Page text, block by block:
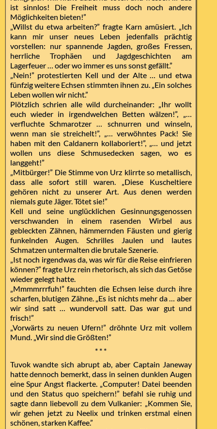
ist sinnlos! Die Freiheit muss doch noch andere
Möglichkeiten bieten!”
„Willst du etwa arbeiten?” fragte Karn amüsiert. „Ich
kann mir unser neues Leben jedenfalls prächtig
vorstellen: nur spannende Jagden, großes Fressen,
herrliche Trophäen und Jagdgeschichten am
Lagerfeuer … oder wo immer es uns sonst gefällt.”
„Nein!” protestierten Kell und der Alte … und etwa
fünfzig weitere Echsen stimmten ihnen zu. „Ein solches
Leben wollen wir nicht.”
Plötzlich schrien alle wild durcheinander: „Ihr wollt
euch wieder in irgendwelchen Betten wälzen!”, „…
verfluchte Schmarotzer … schnurren und winseln,
wenn man sie streichelt!”, „… verwöhntes Pack! Sie
haben mit den Caldanern kollaboriert!”, „… und jetzt
wollen uns diese Schmusedecken sagen, wo es
langgeht!”
„Mitbürger!” Die Stimme von Urz klirrte so metallisch,
dass alle sofort still waren. „Diese Kuscheltiere
gehören nicht zu unserer Art. Aus denen werden
niemals gute Jäger. Tötet sie!”
Kell und seine unglücklichen Gesinnungsgenossen
verschwanden in einem rasenden Wirbel aus
gebleckten Zähnen, hämmernden Fäusten und gierig
funkelnden Augen. Schrilles Jaulen und lautes
Schmatzen untermalten die brutale Szenerie.
„Ist noch irgendwas da, was wir für die Reise einfrieren
können?” fragte Urz rein rhetorisch, als sich das Getöse
wieder gelegt hatte.
„Mmmmrrrfuh!” fauchten die Echsen leise durch ihre
scharfen, blutigen Zähne. „Es ist nichts mehr da … aber
wir sind satt … wundervoll satt. Das war gut und
frisch!”
„Vorwärts zu neuen Ufern!” dröhnte Urz mit vollem
Mund. „Wir sind die Größten!”
* * *
Tuvok wandte sich abrupt ab, aber Captain Janeway
hatte dennoch bemerkt, dass in seinen dunklen Augen
eine Spur Angst flackerte. „Computer! Datei beenden
und den Status quo speichern!” befahl sie ruhig und
sagte dann liebevoll zu dem Vulkanier: „Kommen Sie,
wir gehen jetzt zu Neelix und trinken erstmal einen
schönen, starken Kaffee.”